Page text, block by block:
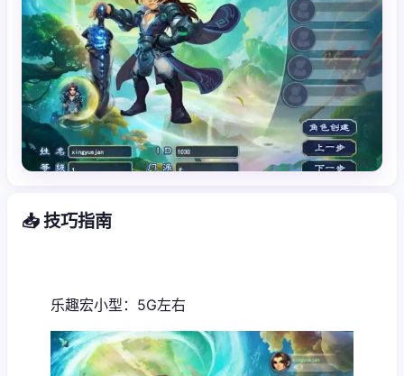
📥 技巧指南
乐趣宏小型：5G左右